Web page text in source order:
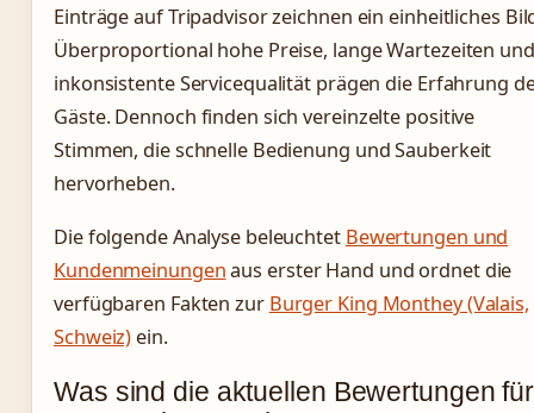
Einträge auf Tripadvisor zeichnen ein einheitliches
Überproportional hohe Preise, lange Wartezeiten und
inkonsistente Servicequalität prägen die Erfahrung
Gäste. Dennoch finden sich vereinzelte positive
Stimmen, die schnelle Bedienung und Sauberkeit
hervorheben.
Die folgende Analyse beleuchtet Bewertungen und
Kundenmeinungenaus erster Hand und ordnet die
verfügbaren Fakten zur Burger King Monthey (Valais,
Schweiz) ein.
Was sind die aktuellen Bewertungen für